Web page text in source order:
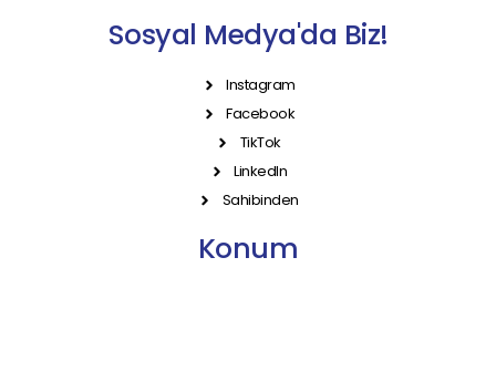
Sosyal Medya'da Biz!
Instagram
Facebook
TikTok
LinkedIn
Sahibinden
Konum